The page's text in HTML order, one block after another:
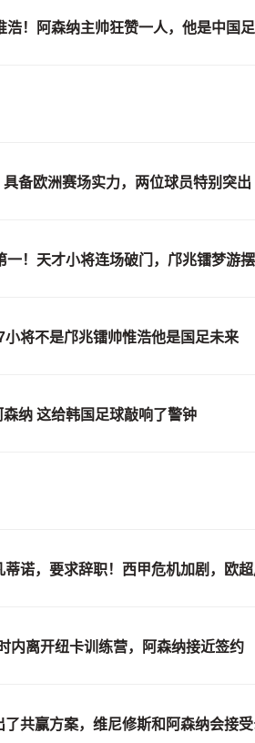
浩！阿森纳主帅狂赞一人，他是中国
备欧洲赛场实力，两位球员特别突出
一！天才小将连场破门，邝兆镭梦游
将不是邝兆镭帅惟浩他是国足未来
纳 这给韩国足球敲响了警钟
诺，要求辞职！西甲危机加剧，欧
内离开纽卡训练营，阿森纳接近签约
共赢方案，维尼修斯和阿森纳会接受